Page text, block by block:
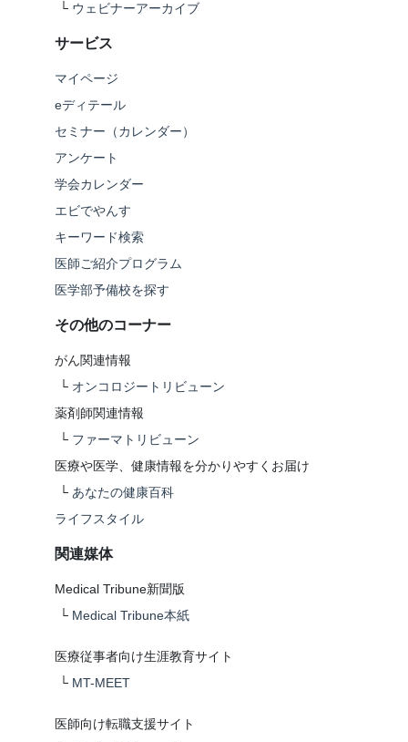
└ ウェビナーアーカイブ
サービス
マイページ
eディテール
セミナー（カレンダー）
アンケート
学会カレンダー
エビでやんす
キーワード検索
医師ご紹介プログラム
医学部予備校を探す
その他のコーナー
がん関連情報
└ オンコロジートリビューン
薬剤師関連情報
└ ファーマトリビューン
医療や医学、健康情報を分かりやすくお届け
└ あなたの健康百科
ライフスタイル
関連媒体
Medical Tribune新聞版
└ Medical Tribune本紙
医療従事者向け生涯教育サイト
└ MT-MEET
医師向け転職支援サイト